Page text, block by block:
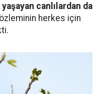
canlılardan da
herkes için